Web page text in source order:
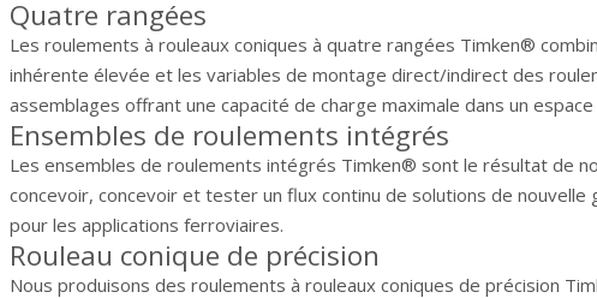
Quatre rangées
Les roulements à rouleaux coniques à quatre rangées Timken®
inhérente élevée et les variables de montage direct/indirect des
assemblages offrant une capacité de charge maximale dans un espace
Ensembles de roulements intégrés
Les ensembles de roulements intégrés Timken® sont le résultat de
concevoir, concevoir et tester un flux continu de solutions de
pour les applications ferroviaires.
Rouleau conique de précision
Nous produisons des roulements à rouleaux coniques de précision